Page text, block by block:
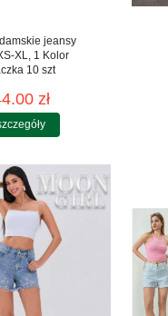
jeansy
XL, 1 Kolor
10 szt
zł